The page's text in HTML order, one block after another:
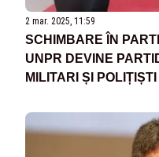
2 mar. 2025, 11:59
SCHIMBARE ÎN
UNPR DEVINE
MILITARI ȘI